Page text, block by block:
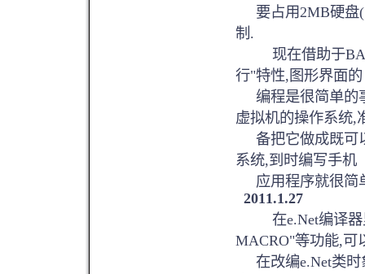
要占用2MB硬盘(
制.
现在借助于
行"特性,图形界面的
编程是很简单的
虚拟机的操作系统,
备把它做成既可
系统,到时编写手机
应用程序就很简
2011.1.27
在e.Net编译器里
MACRO"等功能,可
在改编e.Net类时